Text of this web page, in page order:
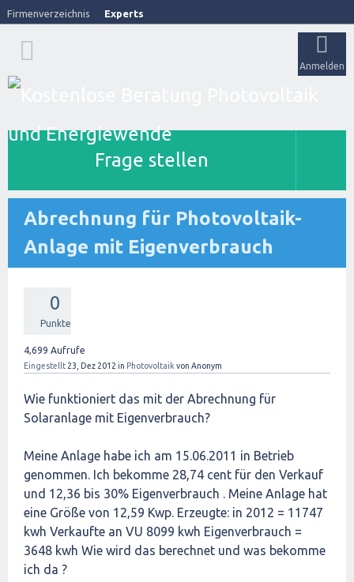
Firmenverzeichnis Experts
Anmelden
Frage stellen
Abrechnung für Photovoltaik-
Anlage mit Eigenverbrauch
0
Punkte
4,699 Aufrufe
Eingestellt 23, Dez 2012 in Photovoltaik von Anonym
Wie funktioniert das mit der Abrechnung für
Solaranlage mit Eigenverbrauch?
Meine Anlage habe ich am 15.06.2011 in Betrieb
genommen. Ich bekomme 28,74 cent für den Verkauf
und 12,36 bis 30% Eigenverbrauch . Meine Anlage hat
eine Größe von 12,59 Kwp. Erzeugte: in 2012 = 11747
kwh Verkaufte an VU 8099 kwh Eigenverbrauch =
3648 kwh Wie wird das berechnet und was bekomme
ich da ?